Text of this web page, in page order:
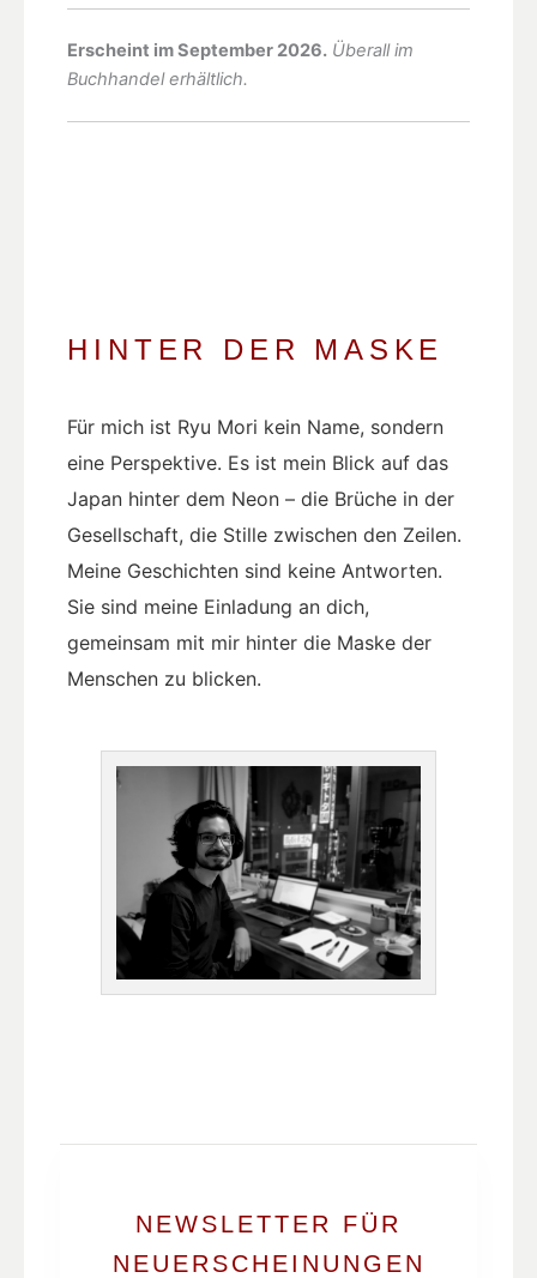
Erscheint im September 2026. Überall im
Buchhandel erhältlich.
HINTER DER MASKE
Für mich ist Ryu Mori kein Name, sondern
eine Perspektive. Es ist mein Blick auf das
Japan hinter dem Neon – die Brüche in der
Gesellschaft, die Stille zwischen den Zeilen.
Meine Geschichten sind keine Antworten.
Sie sind meine Einladung an dich,
gemeinsam mit mir hinter die Maske der
Menschen zu blicken.
NEWSLETTER FÜR
NEUERSCHEINUNGEN